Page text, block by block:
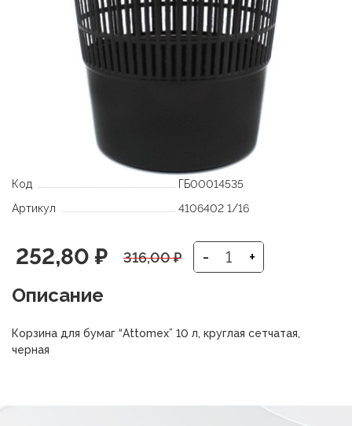
Код
ГБ00014535
Артикул
4106402 1/16
316,00₽
Первоначальная
цена
составляла
316,00 ₽.
252,80 ₽
Текущая
цена:
252,80 ₽.
- +
Описание
Корзина для бумаг “Attomex” 10 л, круглая сетчатая,
черная